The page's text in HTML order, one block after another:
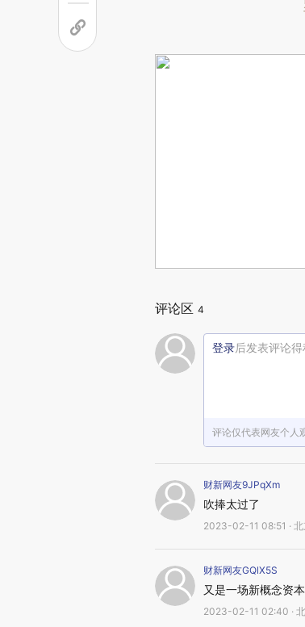
评论区 4
登录后发表评论得
评论仅代表网友个人
财新网友9JPqXm
吹捧太过了
2023-02-11 08:51 ·
财新网友GQlX5S
又是一场新概念资本
2023-02-11 02:40 ·